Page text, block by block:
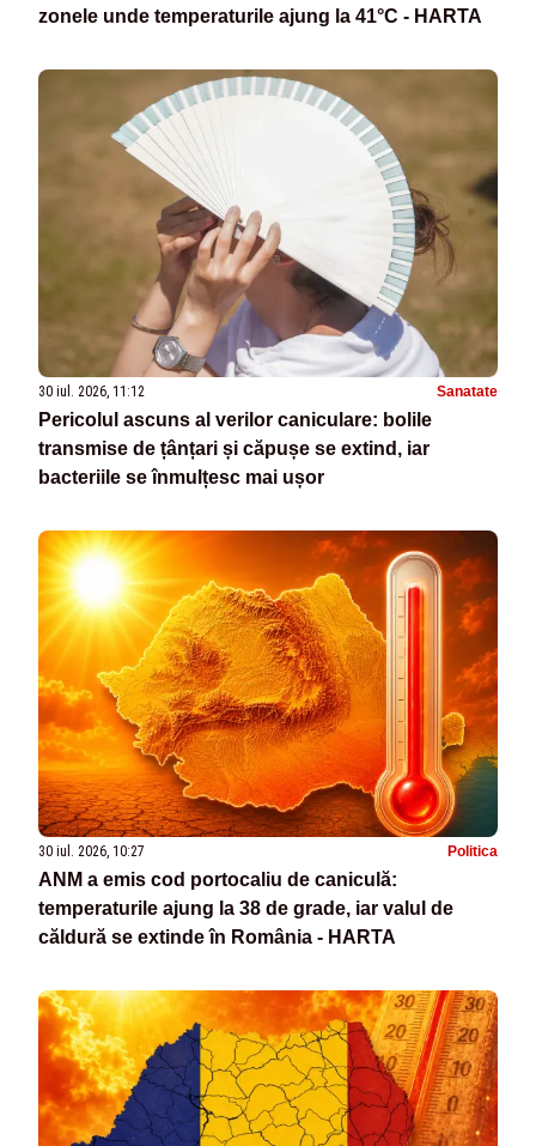
zonele unde temperaturile ajung la 41°C - HARTA
30 iul. 2026, 11:12 Sanatate
Pericolul ascuns al verilor caniculare: bolile
transmise de țânțari și căpușe se extind, iar
bacteriile se înmulțesc mai ușor
30 iul. 2026, 10:27 Politica
ANM a emis cod portocaliu de caniculă:
temperaturile ajung la 38 de grade, iar valul de
căldură se extinde în România - HARTA